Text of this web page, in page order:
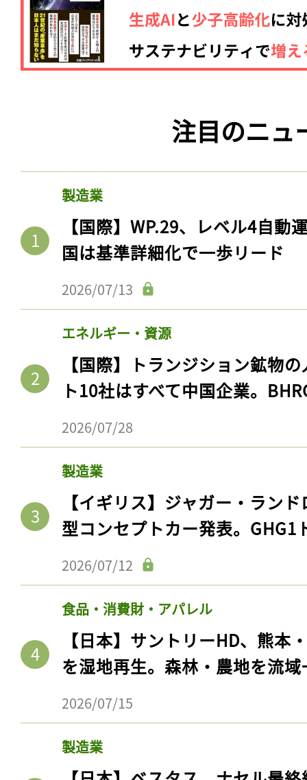
注目のニュ
製造業
【国際】WP.29、レベル4自動
国は基準詳細化で一歩リード
2026/07/13
エネルギー・資源
【国際】トランジション鉱物
ト10社はすべて中国企業。
2026/07/28
製造業
【イギリス】ジャガー・ラン
型コンセプトカー発表。GHG1
2026/07/12
食品・消費財・アパレル
【日本】サントリーHD、熊本
を湿地再生。森林・農地を流
2026/07/15
製造業